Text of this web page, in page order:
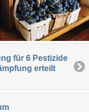
für 6 Pestizide
erteilt